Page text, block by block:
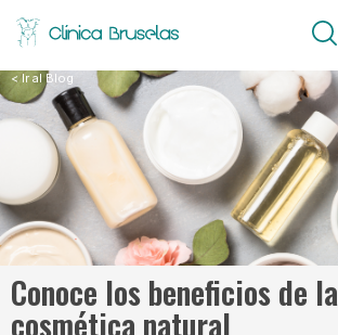
< Ir al Blog
Conoce los beneficios de la
cosmética natural